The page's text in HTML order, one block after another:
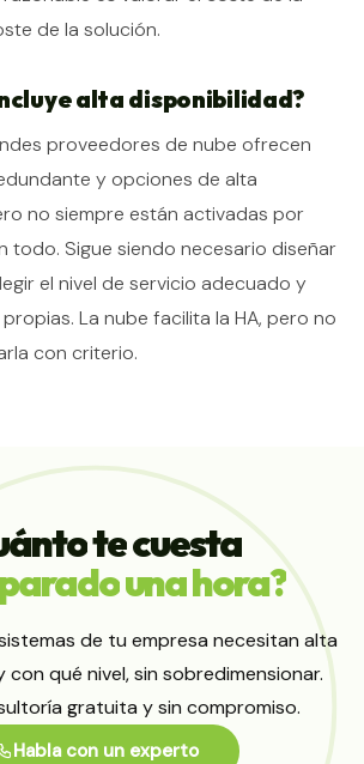
de la solución.
alta disponibilidad?
proveedores de nube ofrecen
y opciones de alta
no siempre están activadas por
todo. Sigue siendo necesario diseñar
el nivel de servicio adecuado y
La nube facilita la HA, pero no
con criterio.
tecuesta
paradounahora?
de tu empresa necesitan alta
con qué nivel, sin sobredimensionar.
gratuita y sin compromiso.
Habla con un experto